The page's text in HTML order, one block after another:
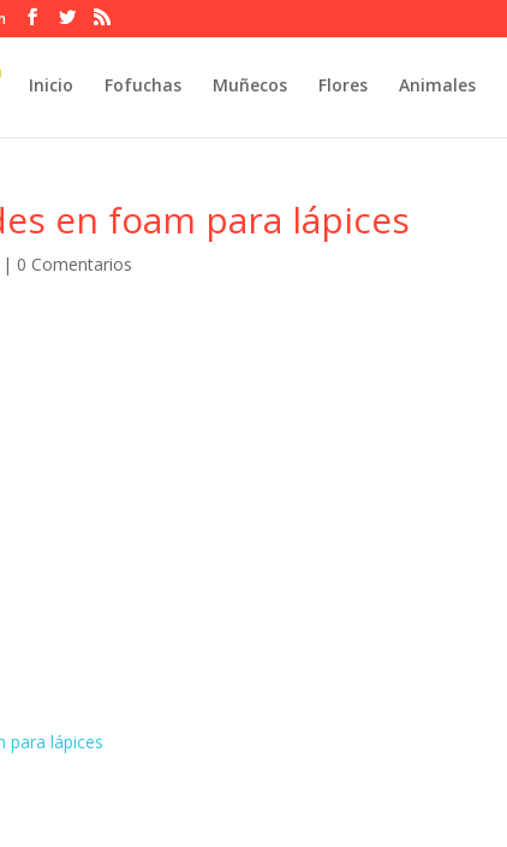
Inicio Fofuchas Muñecos Flores Animales
en foam para lápices
| 0 Comentarios